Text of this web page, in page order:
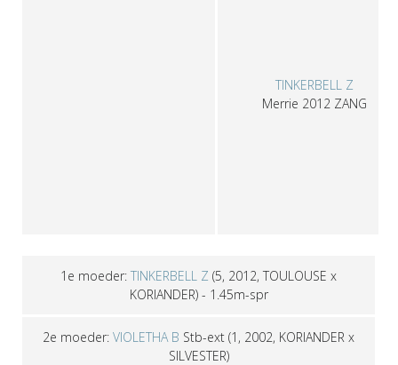
TINKERBELL Z
Merrie 2012 ZANG
1e moeder:TINKERBELL Z (5, 2012, TOULOUSE x
KORIANDER) - 1.45m-spr
2e moeder:VIOLETHA B Stb-ext (1, 2002, KORIANDER x
SILVESTER)